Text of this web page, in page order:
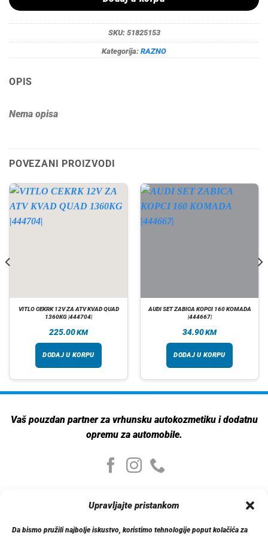
Upravljajte pristankom
Da bismo pružili najbolje iskustvo, koristimo tehnologije poput kolačića za
SKU: 51825153
Kategorija: RAZNO
OPIS
Nema opisa
POVEZANI PROIZVODI
VITLO CEKRK 12V ZA ATV KVAD QUAD
1360KG |444704|
225.00KM
DODAJ U KORPU
AUDI SET ZABICA KOPCI 160 KOMADA
|444667|
34.90KM
DODAJ U KORPU
Vaš pouzdan partner za vrhunsku autokozmetiku i dodatnu
opremu za automobile.
Moj nalog
Moj nalog
Moje narudžbe